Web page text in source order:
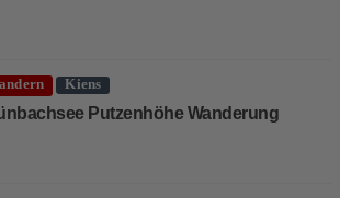
Kiens
Putzenhöhe Wanderung